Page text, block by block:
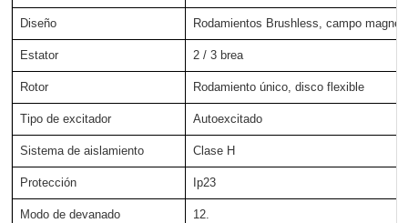
Diseño Rodamientos Brushless, campo
Estator 2 / 3 brea
Rotor Rodamiento único, disco flexible
Tipo de excitador Autoexcitado
Sistema de aislamiento Clase H
Protección Ip23
Modo de devanado 12.